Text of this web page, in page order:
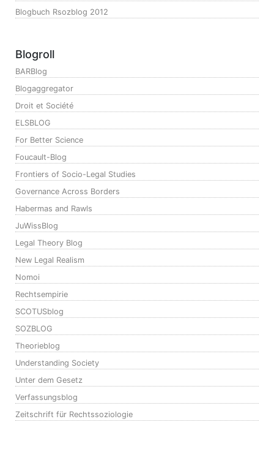
Blogbuch Rsozblog 2012
Blogroll
BARBlog
Blogaggregator
Droit et Société
ELSBLOG
For Better Science
Foucault-Blog
Frontiers of Socio-Legal Studies
Governance Across Borders
Habermas and Rawls
JuWissBlog
Legal Theory Blog
New Legal Realism
Nomoi
Rechtsempirie
SCOTUSblog
SOZBLOG
Theorieblog
Understanding Society
Unter dem Gesetz
Verfassungsblog
Zeitschrift für Rechtssoziologie